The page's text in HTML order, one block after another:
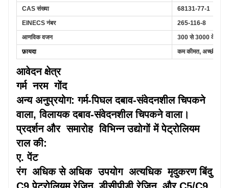
CAS संख्या
68131-77-1
EINECS नंबर
265-116-8
आणविक वजन
300 से 3000 के बीच
फ़ायदा
कम कीमत, अच्छी
आवेदन क्षेत्र
गर्म नरम गोंद
अन्य अनुप्रयोग: गर्म-पिघल दबाव-संवेदनशील चिपकने
वाला, विलायक दबाव-संवेदनशील चिपकने वाला।
प्रदर्शन और समारोह विभिन्न उद्योगों में पेट्रोलियम
राल की:
ए. पेंट
रंग अधिक से अधिक उपयोग अत्यधिक मृदुकरण बिंदु